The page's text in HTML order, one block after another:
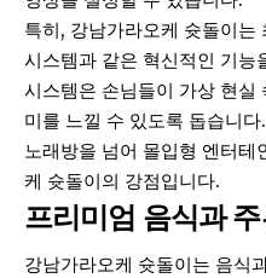
특히, 강남가라오케 슛돌이는
시스템과 같은 혁신적인 기능
시스템은 손님들이 가상 현실
미를 느낄 수 있도록 돕습니
노래방을 넘어 몰입형 엔터테
케 슛돌이의 강점입니다.
프리미엄 음식과
강남가라오케 슛돌이는 음식